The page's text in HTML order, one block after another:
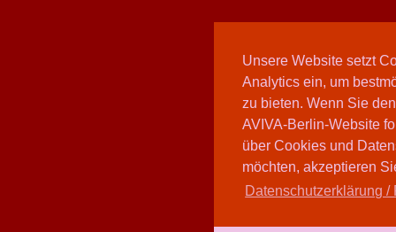
Unsere Website setzt
Analytics ein, um
zu bieten. Wenn Sie
AVIVA-Berlin-Website
über Cookies und
möchten, akzeptieren
Datenschutzerklärung /